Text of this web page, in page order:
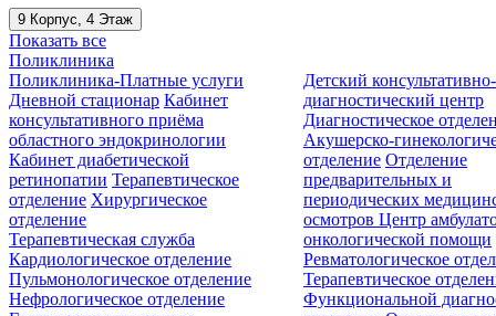
9 Корпус, 4 Этаж
Показать все
Поликлиника
Поликлиника-Платные услуги
Дневной стационар Кабинет
консультативного приёма
областного эндокринологии
Кабинет диабетической
ретинопатии Терапевтическое
отделение Хирургическое
отделение
Детский консультативно-
диагностический центр
Диагностическое
Акушерско-
отделение Отделение
предварительных и
периодических
осмотровЦентр
онкологической помощи
Терапевтическая служба
Кардиологическое отделение
Пульмонологическое отделение
Нефрологическое отделение
Ревматологическое
Терапевтическое
Функциональной